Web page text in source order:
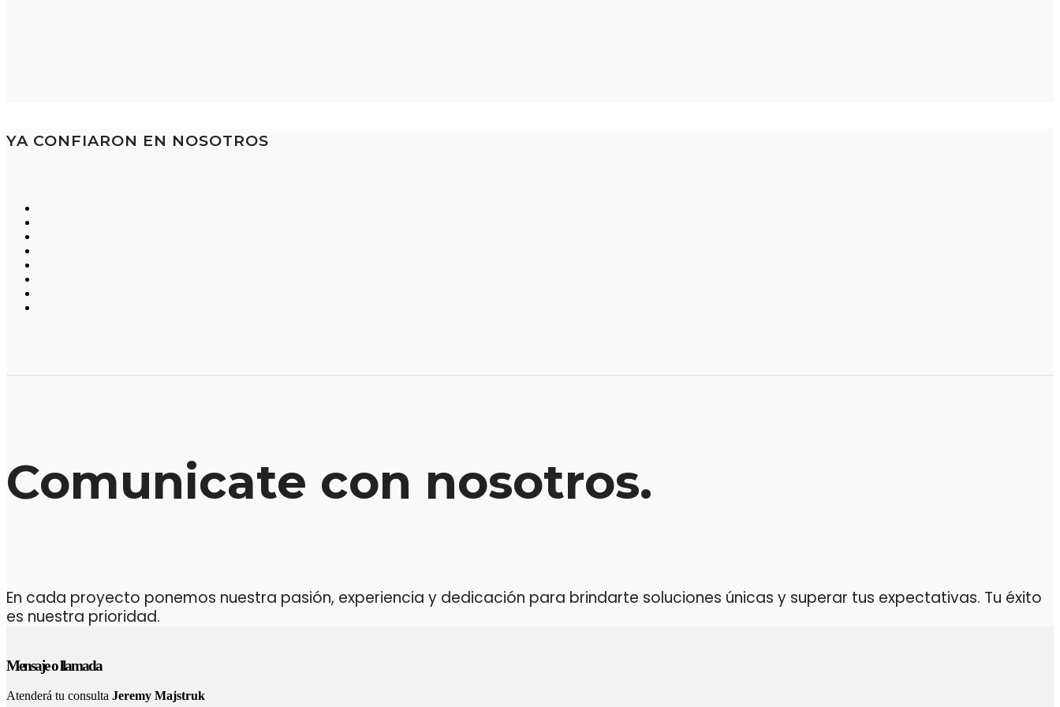
YA CONFIARON EN NOSOTROS
Comunicate con nosotros.
En cada proyecto ponemos nuestra pasión, experiencia y dedicación para brindarte soluciones únicas y superar tus expectativas. Tu éxito
es nuestra prioridad.
Mensaje o llamada
Atenderá tu consulta Jeremy Majstruk